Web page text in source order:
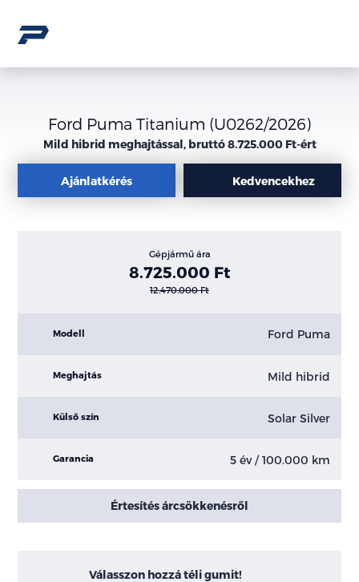
Ford Puma Titanium (U0262/2026)
Mild hibrid meghajtással, bruttó 8.725.000 Ft-ért
Ajánlatkérés Kedvencekhez
Gépjármű ára
8.725.000 Ft
12.470.000 Ft
Modell Ford Puma
Meghajtás Mild hibrid
Külső szín Solar Silver
Garancia 5 év / 100.000 km
Értesítés árcsökkenésről
Válasszon hozzá téli gumit!